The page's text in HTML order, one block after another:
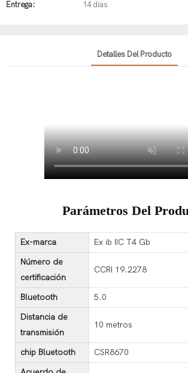
Entrega: 14 días
Detalles Del Producto
Parámetros Del
Ex-marca
Ex ib IIC T4 Gb
Número de
certificación
CCRI 19.2278
Bluetooth
5.0
Distancia de
transmisión
10 metros
chip Bluetooth
CSR8670